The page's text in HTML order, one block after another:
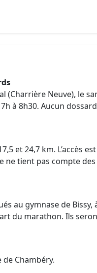
(Charrière Neuve), le
à 8h30. Aucun
et 24,7 km. L’accès
ne tient pas compte
au gymnase de
du marathon. Ils
de Chambéry.